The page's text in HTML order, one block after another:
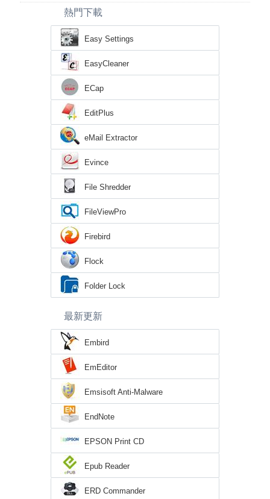
熱門下載
Easy Settings
EasyCleaner
ECap
EditPlus
eMail Extractor
Evince
File Shredder
FileViewPro
Firebird
Flock
Folder Lock
最新更新
Embird
EmEditor
Emsisoft Anti-Malware
EndNote
EPSON Print CD
Epub Reader
ERD Commander